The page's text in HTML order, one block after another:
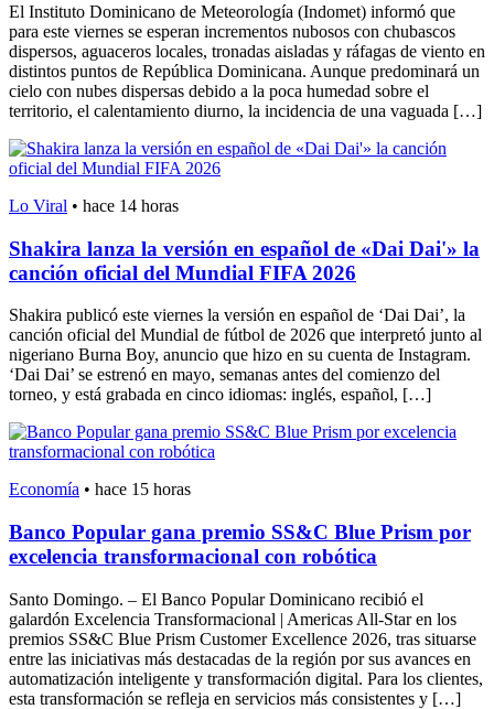
El Instituto Dominicano de Meteorología (Indomet) informó que
para este viernes se esperan incrementos nubosos con chubascos
dispersos, aguaceros locales, tronadas aisladas y ráfagas de viento en
distintos puntos de República Dominicana. Aunque predominará un
cielo con nubes dispersas debido a la poca humedad sobre el
territorio, el calentamiento diurno, la incidencia de una vaguada […]
Lo Viral • hace 14 horas
Shakira lanza la versión en español de «Dai Dai'» la
canción oficial del Mundial FIFA 2026
Shakira publicó este viernes la versión en español de ‘Dai Dai’, la
canción oficial del Mundial de fútbol de 2026 que interpretó junto al
nigeriano Burna Boy, anuncio que hizo en su cuenta de Instagram.
‘Dai Dai’ se estrenó en mayo, semanas antes del comienzo del
torneo, y está grabada en cinco idiomas: inglés, español, […]
Economía • hace 15 horas
Banco Popular gana premio SS&C Blue Prism por
excelencia transformacional con robótica
Santo Domingo. – El Banco Popular Dominicano recibió el
galardón Excelencia Transformacional | Americas All-Star en los
premios SS&C Blue Prism Customer Excellence 2026, tras situarse
entre las iniciativas más destacadas de la región por sus avances en
automatización inteligente y transformación digital. Para los clientes,
esta transformación se refleja en servicios más consistentes y […]